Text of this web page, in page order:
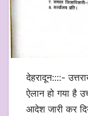
देहरादून::::-
ऐलान हो गया है
आदेश जारी कर